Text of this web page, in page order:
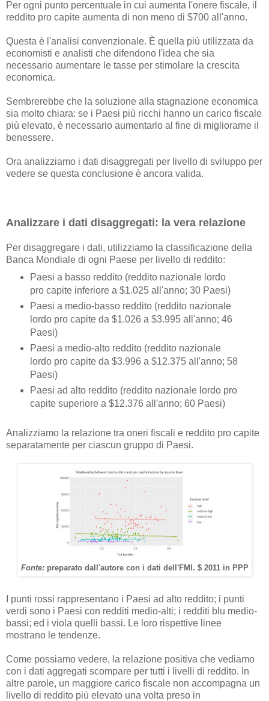
Per ogni punto percentuale in cui aumenta l'onere fiscale, il
reddito pro capite aumenta di non meno di $700 all'anno.
Questa è l'analisi convenzionale. È quella più utilizzata da
economisti e analisti che difendono l'idea che sia
necessario aumentare le tasse per stimolare la crescita
economica.
Sembrerebbe che la soluzione alla stagnazione economica
sia molto chiara: se i Paesi più ricchi hanno un carico fiscale
più elevato, è necessario aumentarlo al fine di migliorarne il
benessere.
Ora analizziamo i dati disaggregati per livello di sviluppo per
vedere se questa conclusione è ancora valida.
Analizzare i dati disaggregati: la vera relazione
Per disaggregare i dati, utilizziamo la classificazione della
Banca Mondiale di ogni Paese per livello di reddito:
Paesi a basso reddito (reddito nazionale lordo
pro capite inferiore a $1.025 all'anno; 30 Paesi)
Paesi a medio-basso reddito (reddito nazionale
lordo pro capite da $1.026 a $3.995 all'anno; 46
Paesi)
Paesi a medio-alto reddito (reddito nazionale
lordo pro capite da $3.996 a $12.375 all'anno; 58
Paesi)
Paesi ad alto reddito (reddito nazionale lordo pro
capite superiore a $12.376 all'anno; 60 Paesi)
Analizziamo la relazione tra oneri fiscali e reddito pro capite
separatamente per ciascun gruppo di Paesi.
Fonte:preparato dall'autore con i dati dell'FMI. $ 2011 in PPP
I punti rossi rappresentano i Paesi ad alto reddito; i punti
verdi sono i Paesi con redditi medio-alti; i redditi blu medio-
bassi; ed i viola quelli bassi. Le loro rispettive linee
mostrano le tendenze.
Come possiamo vedere, la relazione positiva che vediamo
con i dati aggregati scompare per tutti i livelli di reddito. In
altre parole, un maggiore carico fiscale non accompagna un
livello di reddito più elevato una volta preso in